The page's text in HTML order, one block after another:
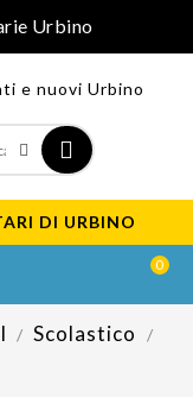
Urbino
DI URBINO
0
Scolastico